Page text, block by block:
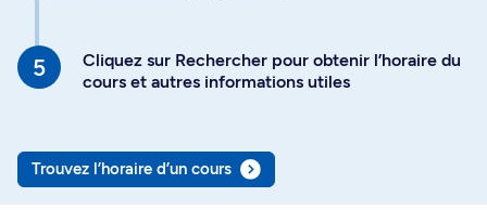
Cliquez sur Rechercher pour obtenir l’horaire du
cours et autres informations utiles
Trouvez l’horaire d’un cours